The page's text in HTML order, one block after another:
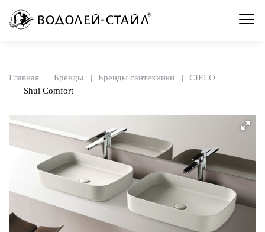
Главная Бренды Бренды сантехники
CIELO
Shui Comfort